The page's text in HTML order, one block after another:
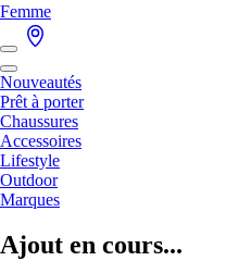
Femme
Nouveautés
Prêt à porter
Chaussures
Accessoires
Lifestyle
Outdoor
Marques
Ajout en cours...